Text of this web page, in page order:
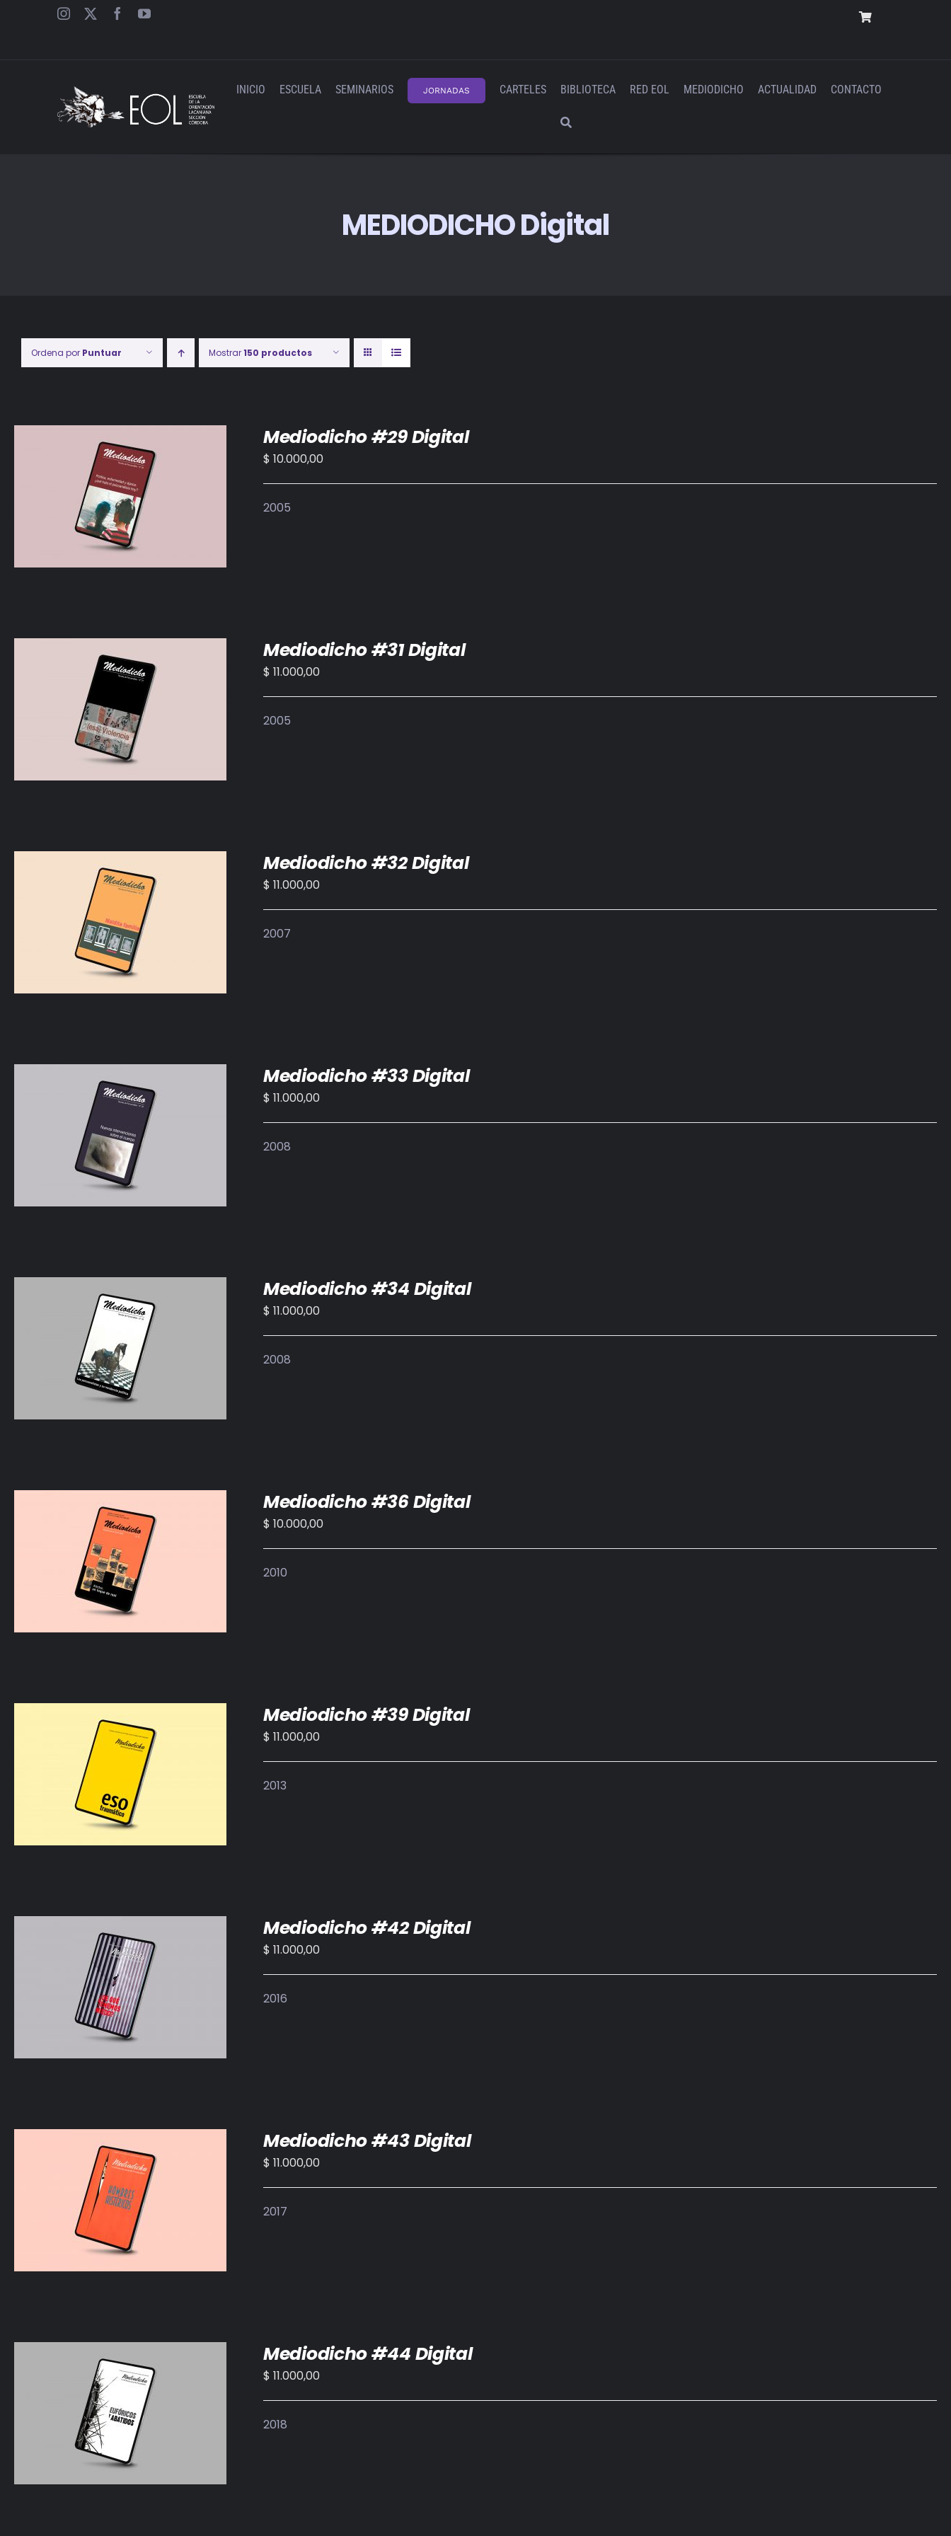
INICIO ESCUELA SEMINARIOS JORNADAS CARTELES BIBLIOTECA RED EOL MEDIODICHO ACTUALIDAD CONTACTO
MEDIODICHO Digital
Ordena por Puntuar Mostrar150 productos
AÑADIR AL CARRITO /
Mediodicho #29 Digital
$ 10.000,00
2005
AÑADIR AL CARRITO /
Mediodicho #31 Digital
$ 11.000,00
2005
AÑADIR AL CARRITO /
Mediodicho #32 Digital
$ 11.000,00
2007
AÑADIR AL CARRITO /
Mediodicho #33 Digital
$ 11.000,00
2008
AÑADIR AL CARRITO /
Mediodicho #34 Digital
$ 11.000,00
2008
AÑADIR AL CARRITO /
Mediodicho #36 Digital
$ 10.000,00
2010
AÑADIR AL CARRITO /
Mediodicho #39 Digital
$ 11.000,00
2013
AÑADIR AL CARRITO /
Mediodicho #42 Digital
$ 11.000,00
2016
AÑADIR AL CARRITO /
Mediodicho #43 Digital
$ 11.000,00
2017
AÑADIR AL CARRITO /
Mediodicho #44 Digital
$ 11.000,00
2018